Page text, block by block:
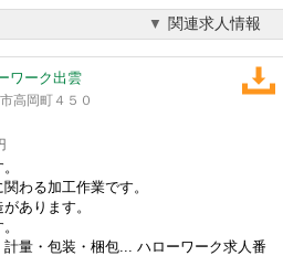
関連求人情報
ワーク出雲
高岡町４５０
わる加工作業です。
あります。
量・包装・梱包... ハローワーク求人番